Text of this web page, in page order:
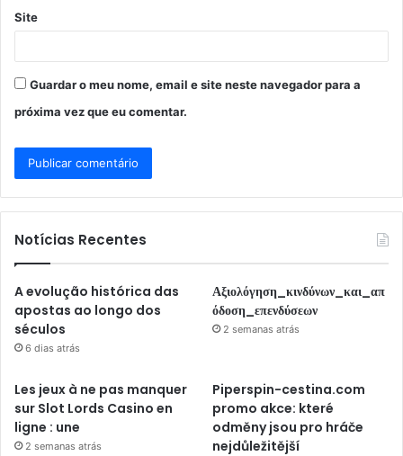
Site
Guardar o meu nome, email e site neste navegador para a
próxima vez que eu comentar.
Notícias Recentes
A evolução histórica das
apostas ao longo dos
séculos
6 dias atrás
Αξιολόγηση_κινδύνων_και_απ
όδοση_επενδύσεων
2 semanas atrás
Les jeux à ne pas manquer
sur Slot Lords Casino en
ligne : une
2 semanas atrás
Piperspin-cestina.com
promo akce: které
odměny jsou pro hráče
nejdůležitější